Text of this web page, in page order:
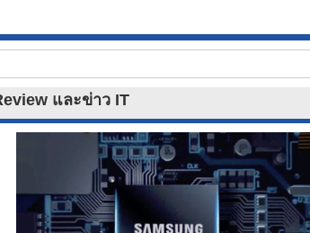
และข่าว IT